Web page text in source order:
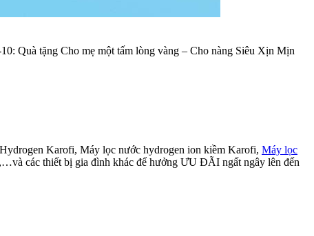
Quà tặng Cho mẹ một tấm lòng vàng – Cho nàng Siêu Xịn Mịn
Karofi, Máy lọc nước hydrogen ion kiềm Karofi, Máy lọc
các thiết bị gia đình khác để hưởng ƯU ĐÃI ngất ngây lên đến